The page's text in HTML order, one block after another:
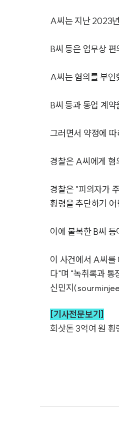
A씨는 지난 2023
B씨 등은 업무상
A씨는 혐의를 부인
B씨 등과 동업 계
그러면서 약정에
경찰은 A씨에게 혐
경찰은 "피의자가
횡령을 추단하기
이에 불복한 B씨
이 사건에서 A씨를
다"며 "녹취록과 통
신민지
[기사전문보기]
회삿돈 3억여 원